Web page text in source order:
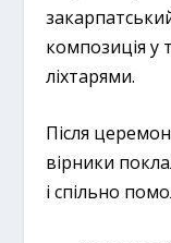
композиція у
ліхтарями.
Після
вірники
і спільно